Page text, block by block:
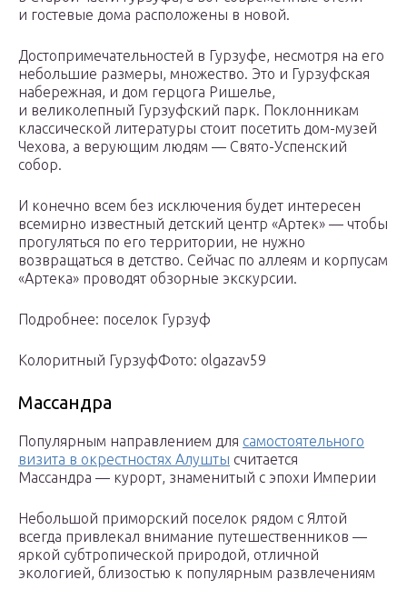
и гостевые дома расположены в новой.
Достопримечательностей в Гурзуфе, несмотря на его
небольшие размеры, множество. Это и Гурзуфская
набережная, и дом герцога Ришелье,
и великолепный Гурзуфский парк. Поклонникам
классической литературы стоит посетить дом-музей
Чехова, а верующим людям — Свято-Успенский
собор.
И конечно всем без исключения будет интересен
всемирно известный детский центр «Артек» — чтобы
прогуляться по его территории, не нужно
возвращаться в детство. Сейчас по аллеям и корпусам
«Артека» проводят обзорные экскурсии.
Подробнее: поселок Гурзуф
Колоритный ГурзуфФото: olgazav59
Массандра
Популярным направлением для самостоятельного
визита в окрестностях Алушты считается
Массандра — курорт, знаменитый с эпохи Империи
Небольшой приморский поселок рядом с Ялтой
всегда привлекал внимание путешественников —
яркой субтропической природой, отличной
экологией, близостью к популярным развлечениям